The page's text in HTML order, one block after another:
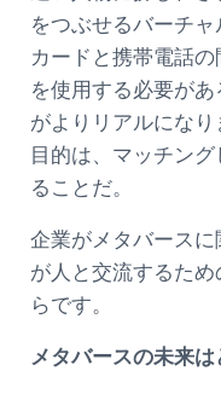
をつぶせるバーチ
カードと携帯電話
を使用する必要が
がよりリアルにな
目的は、マッチン
ることだ。
企業がメタバース
が人と交流するた
らです。
メタバースの未来は